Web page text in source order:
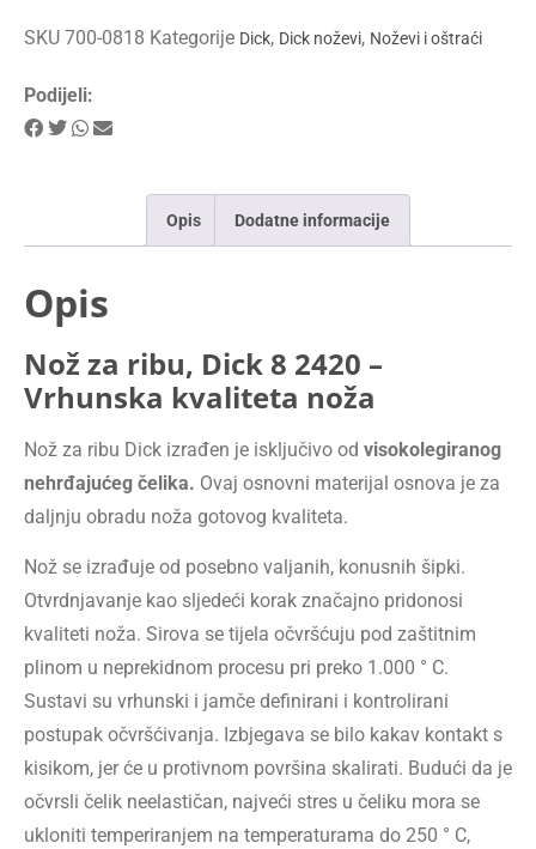
SKU 700-0818 Kategorije Dick, Dick noževi, Noževi i oštraći
Podijeli:
Opis Dodatne informacije
Opis
Nož za ribu, Dick 8 2420 –
Vrhunska kvaliteta noža
Nož za ribu Dick izrađen je isključivo od visokolegiranog
nehrđajućeg čelika. Ovaj osnovni materijal osnova je za
daljnju obradu noža gotovog kvaliteta.
Nož se izrađuje od posebno valjanih, konusnih šipki.
Otvrdnjavanje kao sljedeći korak značajno pridonosi
kvaliteti noža. Sirova se tijela očvršćuju pod zaštitnim
plinom u neprekidnom procesu pri preko 1.000 ° C.
Sustavi su vrhunski i jamče definirani i kontrolirani
postupak očvršćivanja. Izbjegava se bilo kakav kontakt s
kisikom, jer će u protivnom površina skalirati. Budući da je
očvrsli čelik neelastičan, najveći stres u čeliku mora se
ukloniti temperiranjem na temperaturama do 250 ° C,